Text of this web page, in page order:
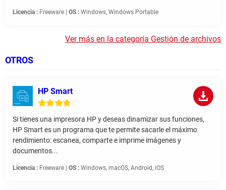
Licencia : Freeware | OS : Windows, Windows Portable
Ver más en la categoría Gestión de archivos
OTROS
HP Smart
Si tienes una impresora HP y deseas dinamizar sus funciones,
HP Smart es un programa que te permite sacarle el máximo
rendimiento: escanea, comparte e imprime imágenes y
documentos...
Licencia : Freeware | OS : Windows, macOS, Android, iOS